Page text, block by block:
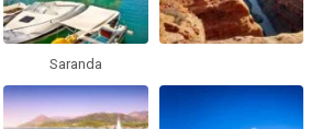
Saranda